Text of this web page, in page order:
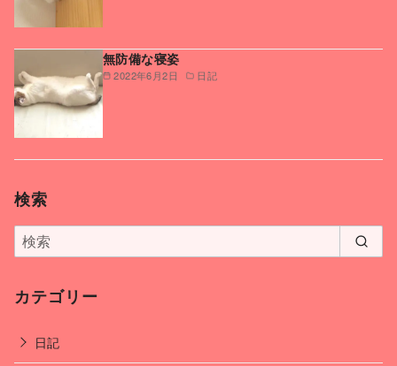
2022年6月2日 日記
無防備な寝姿
検索
カテゴリー
日記